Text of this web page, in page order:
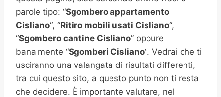
parole tipo: “Sgombero appartamento
Cisliano“, “Ritiro mobili usati Cisliano“,
“Sgombero cantine Cisliano” oppure
banalmente “Sgomberi Cisliano“. Vedrai che ti
usciranno una valangata di risultati differenti,
tra cui questo sito, a questo punto non ti resta
che decidere. È importante valutare, nel